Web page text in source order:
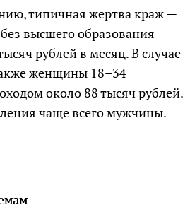
типичная жертва краж —
высшего образования
рублей в месяц. В случае
женщины 18–34
около 88 тысяч рублей.
чаще всего мужчины.